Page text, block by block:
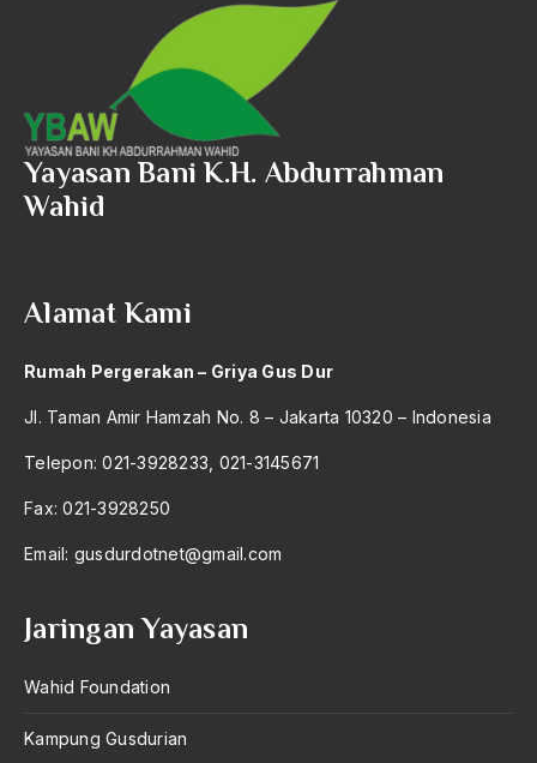
Anak ibrahim
Anatomi
Andi Mallarangeng
Ansor
Antara Keyakinan dan Keuletan
Antarumat Beragama
Anti Kekerasan
Anti Klimak
Anti-Kekerasan
Antonio Gramsci
Antony Van Leeuwenhoek
antropologi
Yayasan Bani K.H. Abdurrahman
Wahid
Alamat Kami
Rumah Pergerakan – Griya Gus Dur
Jl. Taman Amir Hamzah No. 8 – Jakarta 10320 – Indonesia
Telepon: 021-3928233, 021-3145671
Fax: 021-3928250
Email: gusdurdotnet@gmail.com
Jaringan Yayasan
Wahid Foundation
Kampung Gusdurian